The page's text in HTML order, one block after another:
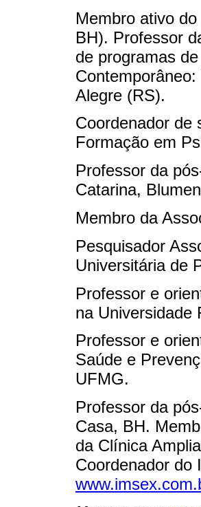
Membro ativo
BH). Professor
de programas
Alegre (RS).
Coordenador de
Formação em
Professor da
Catarina,
Membro da
Pesquisador
Universitária de
Professor e
na Universidade
Professor e
Saúde e
UFMG.
Professor da
Casa, BH.
da Clínica
Coordenador do